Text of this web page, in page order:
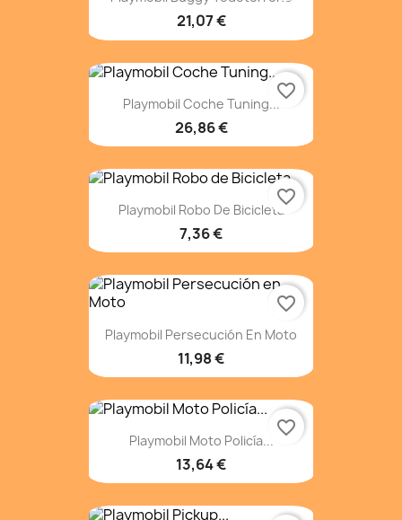
21,07 €
Playmobil Coche Tuning...
26,86 €
favorite_border
Playmobil Robo De Bicicleta
7,36 €
favorite_border
Playmobil Persecución En Moto
11,98 €
favorite_border
Playmobil Moto Policía...
13,64 €
favorite_border